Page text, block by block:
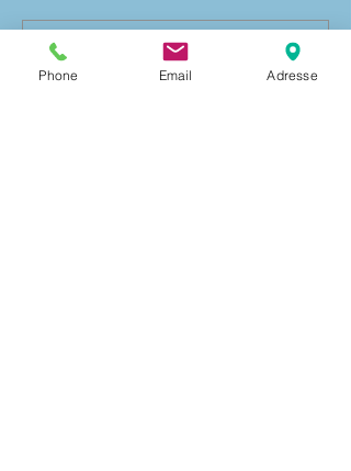
Land | Country*
Phone Email Adresse